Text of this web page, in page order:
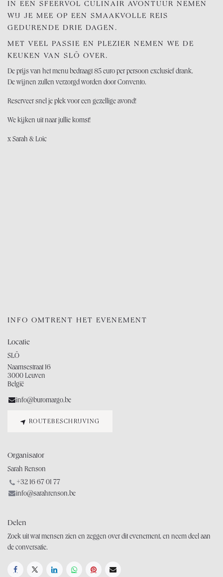
IN EEN SFEERVOL CULINAIR AVONTUUR NEMEN
WIJ JE MEE OP EEN SMAAKVOLLE REIS
GEDURENDE DRIE DAGEN.
MET VEEL PASSIE EN PLEZIER NEMEN WE DE
KEUKEN VAN SLŌ OVER.
De prijs van het menu bedraagt 85 euro per persoon exclusief drank.
De wijnen zullen verzorgd worden door Convento.
Reserveer snel je plek voor een gezellige avond!
We kijken uit naar jullie komst!
x Sarah & Loic
INFO OMTRENT HET EVENEMENT
Locatie
SLŌ
Naamsestraat 16
3000 Leuven
België
info@buromargo.be
ROUTEBESCHRIJVING
Organisator
Sarah Renson
+32 16 67 01 77
info@sarahrenson.be
Delen
Zoek uit wat mensen zien en zeggen over dit evenement, en neem deel aan
de conversatie.